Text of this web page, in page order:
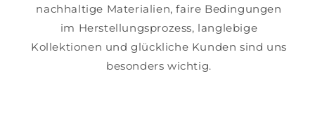
nachhaltige Materialien, faire Bedingungen
im Herstellungsprozess, langlebige
Kollektionen und glückliche Kunden sind uns
besonders wichtig.